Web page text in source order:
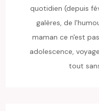
quotidien (depuis
galères, de
maman ce n'est
adolescence,
tout